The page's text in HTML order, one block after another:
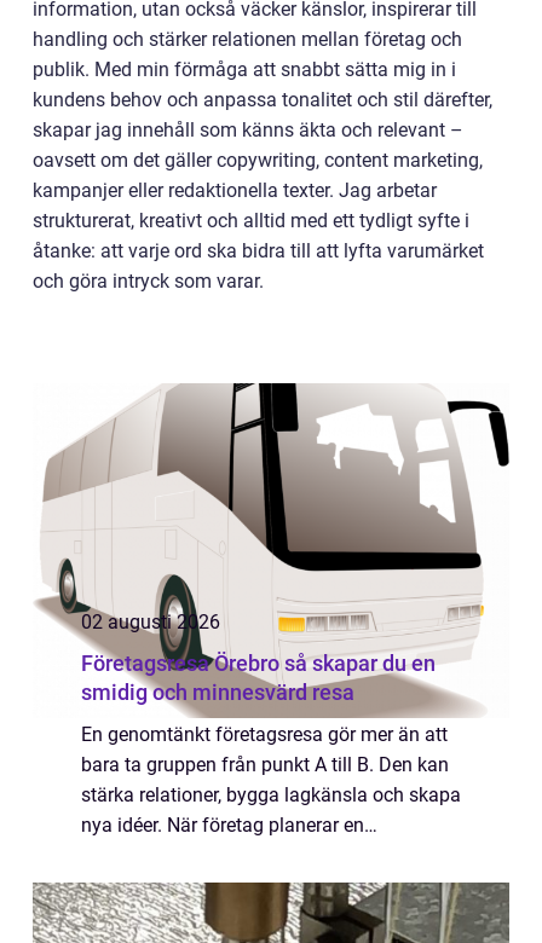
information, utan också väcker känslor, inspirerar till
handling och stärker relationen mellan företag och
publik. Med min förmåga att snabbt sätta mig in i
kundens behov och anpassa tonalitet och stil därefter,
skapar jag innehåll som känns äkta och relevant –
oavsett om det gäller copywriting, content marketing,
kampanjer eller redaktionella texter. Jag arbetar
strukturerat, kreativt och alltid med ett tydligt syfte i
åtanke: att varje ord ska bidra till att lyfta varumärket
och göra intryck som varar.
02 augusti 2026
Företagsresa Örebro så skapar du en
smidig och minnesvärd resa
En genomtänkt företagsresa gör mer än att
bara ta gruppen från punkt A till B. Den kan
stärka relationer, bygga lagkänsla och skapa
nya idéer. När företag planerar en
avgörande det är med trygg logistik, tydlig
st...